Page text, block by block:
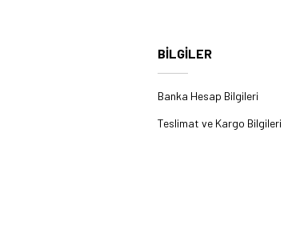
BİLGİLER
Banka Hesap Bilgileri
Teslimat ve Kargo Bilgileri